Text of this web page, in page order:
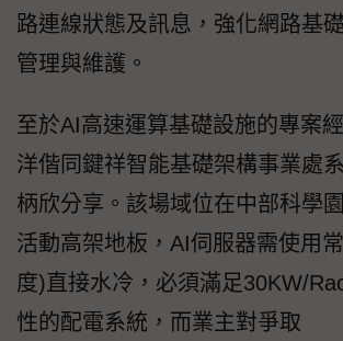
路連線狀態及訊息，強化網路基
管理與維護。
至於AI高速運算基礎設施的專案
洋偕同鍵祥智能基礎架構事業處
柄欣分享。該場域位在中部科學
活動高架地板，AI伺服器需使用
度)直接水冷，必須滿足30KW/
性的配電系統，而業主對爭取